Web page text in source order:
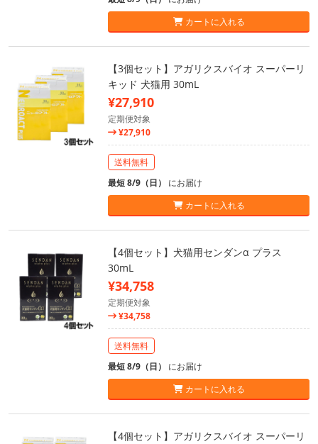
カートに入れる
【3個セット】アガリクスバイオ スーパーリ
キッド 犬猫用 30mL
¥27,910
定期便対象
¥27,910
送料無料
最短 8/9（日） にお届け
カートに入れる
【4個セット】犬猫用センダンα プラス
30mL
¥34,758
定期便対象
¥34,758
送料無料
最短 8/9（日） にお届け
カートに入れる
【4個セット】アガリクスバイオ スーパーリ